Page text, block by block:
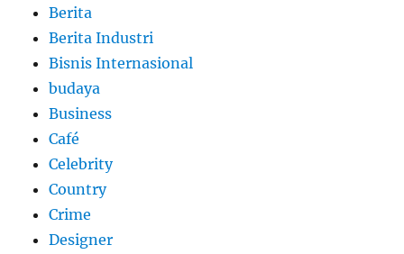
Berita
Berita Industri
Bisnis Internasional
budaya
Business
Café
Celebrity
Country
Crime
Designer